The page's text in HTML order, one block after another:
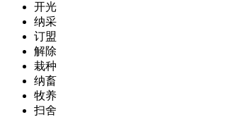
开光
纳采
订盟
解除
栽种
纳畜
牧养
扫舍